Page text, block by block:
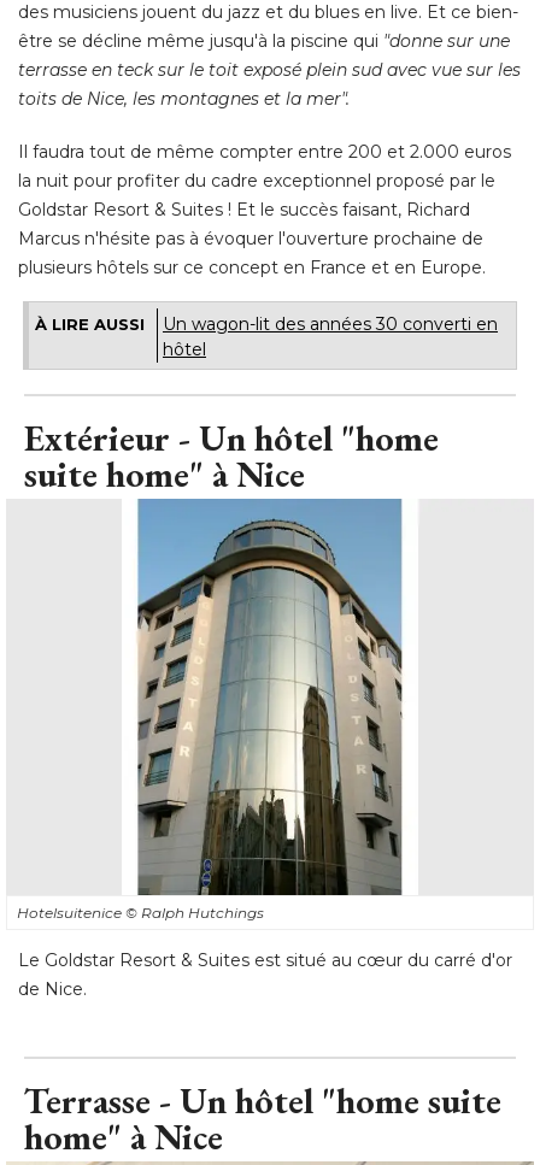
des musiciens jouent du jazz et du blues en live. Et ce bien-
être se décline même jusqu'à la piscine qui "donne sur une
terrasse en teck sur le toit exposé plein sud avec vue sur les
toits de Nice, les montagnes et la mer".
Il faudra tout de même compter entre 200 et 2.000 euros
la nuit pour profiter du cadre exceptionnel proposé par le
Goldstar Resort & Suites ! Et le succès faisant, Richard
Marcus n'hésite pas à évoquer l'ouverture prochaine de
plusieurs hôtels sur ce concept en France et en Europe.
À LIRE AUSSI
Un wagon-lit des années 30 converti en
hôtel
Extérieur - Un hôtel "home
suite home" à Nice
Hotelsuitenice © Ralph Hutchings
Le Goldstar Resort & Suites est situé au cœur du carré d'or
de Nice.
Terrasse - Un hôtel "home suite
home" à Nice